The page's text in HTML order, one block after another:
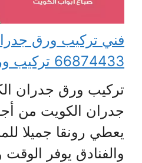
فني تركيب ورق
66874433 تركيب ورق حائط
تركيب ورق جدران
جدران الكويت من
يعطي رونقا جميلا
والفنادق يوفر الوقت